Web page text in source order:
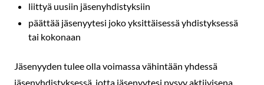
liittyä uusiin jäsenyhdistyksiin
päättää jäsenyytesi joko yksittäisessä yhdistyksessä
tai kokonaan
Jäsenyyden tulee olla voimassa vähintään yhdessä
jäsenyhdistyksessä, jotta jäsenyytesi pysyy aktiivisena.